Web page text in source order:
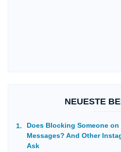
NEUESTE
Does Blocking Someone
Messages? And Other
Ask